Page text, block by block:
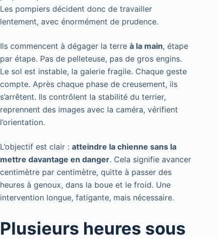
Les pompiers décident donc de travailler
lentement, avec énormément de prudence.
Ils commencent à dégager la terre à la main, étape
par étape. Pas de pelleteuse, pas de gros engins.
Le sol est instable, la galerie fragile. Chaque geste
compte. Après chaque phase de creusement, ils
s’arrêtent. Ils contrôlent la stabilité du terrier,
reprennent des images avec la caméra, vérifient
l’orientation.
L’objectif est clair : atteindre la chienne sans la
mettre davantage en danger. Cela signifie avancer
centimètre par centimètre, quitte à passer des
heures à genoux, dans la boue et le froid. Une
intervention longue, fatigante, mais nécessaire.
Plusieurs heures sous